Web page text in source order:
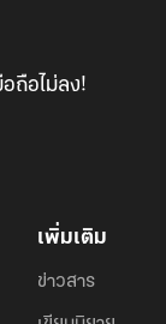
ถือไม่ลง!
เพิ่มเติม
ข่าวสาร